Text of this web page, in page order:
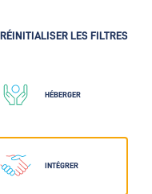
RÉINITIALISER LES FILTRES
HÉBERGER
INTÉGRER